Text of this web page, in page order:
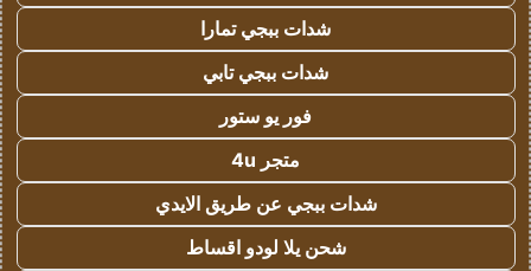
شدات ببجي تمارا
شدات ببجي تابي
فور يو ستور
متجر 4u
شدات ببجي عن طريق الايدي
شحن يلا لودو اقساط